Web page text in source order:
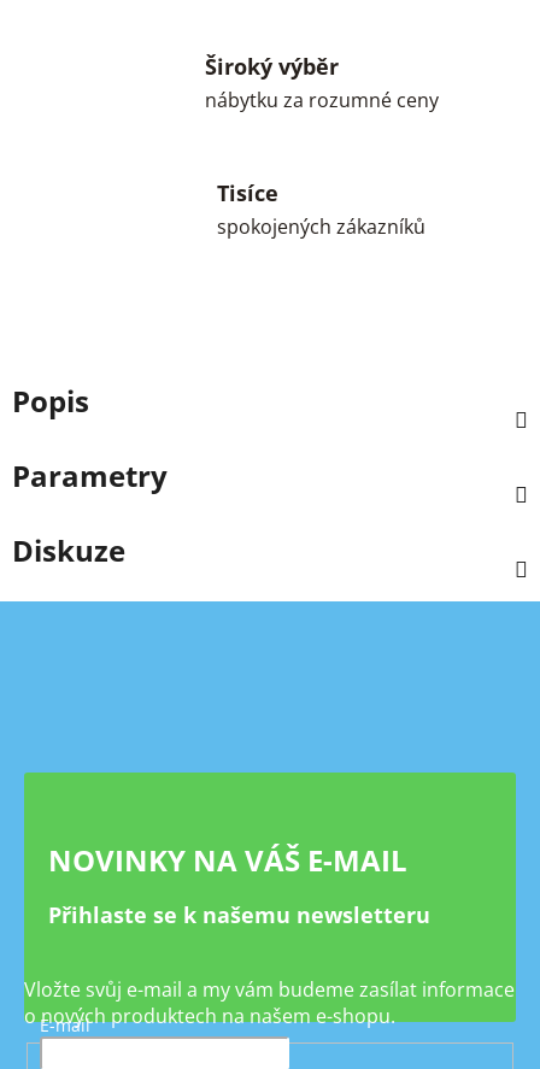
Široký výběr
nábytku za rozumné ceny
Tisíce
spokojených zákazníků
Popis
Parametry
Diskuze
Z
NOVINKY NA VÁŠ E-MAIL
Přihlaste se k našemu newsletteru
Vložte svůj e-mail a my vám budeme zasílat informace
o nových produktech na našem e-shopu.
E-mail